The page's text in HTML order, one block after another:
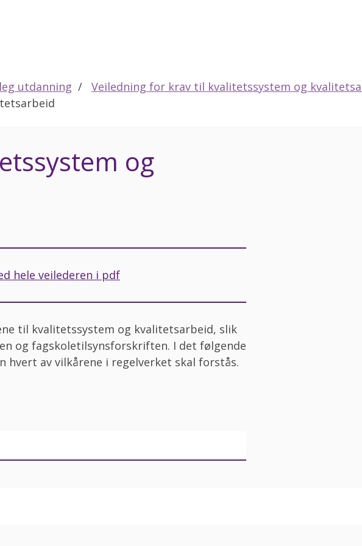
utdanning
Veiledning for krav til kvalitetssystem og
og
hele veilederen i pdf
til kvalitetssystem og kvalitetsarbeid, slik
og fagskoletilsynsforskriften. I det følgende
hvert av vilkårene i regelverket skal forstås.